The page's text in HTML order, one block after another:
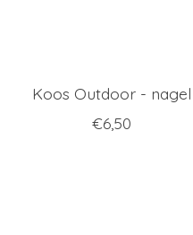
Koos Outdoor - nagel
€6,50